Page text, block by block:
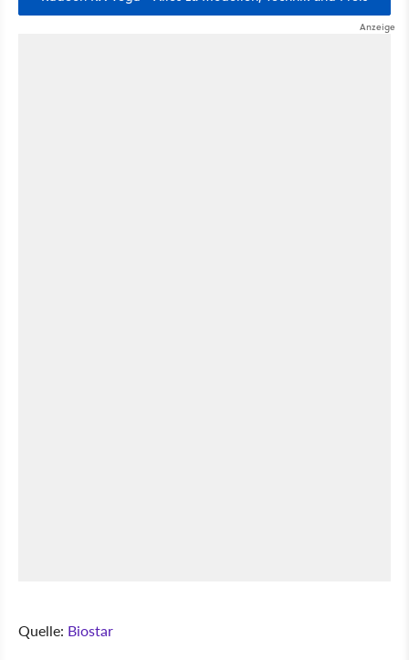
Quelle: Biostar